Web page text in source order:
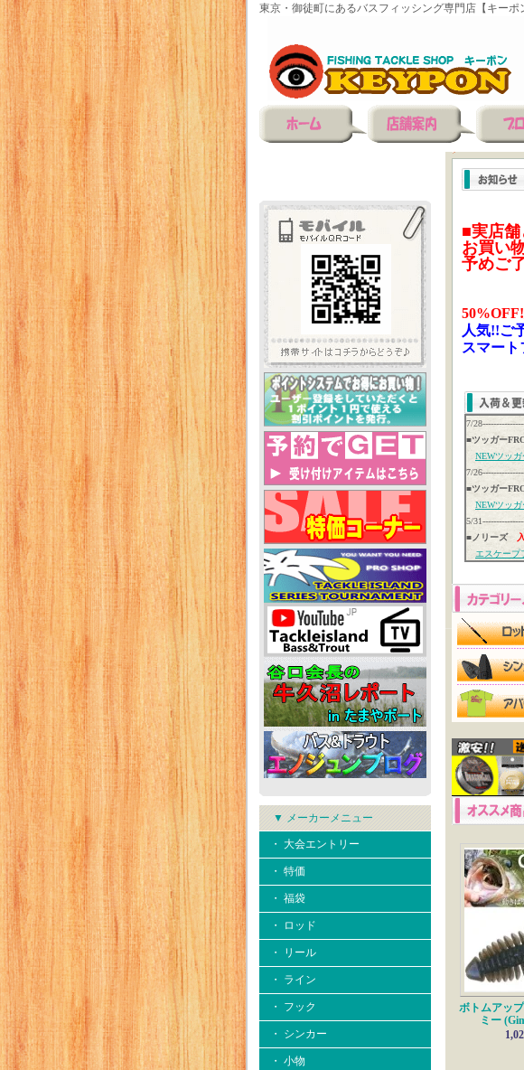
東京・御徒町にあるバスフィッシング専門店【キー
▼ メーカーメニュー
・ 大会エントリー
・ 特価
・ 福袋
・ ロッド
・ リール
・ ライン
・ フック
・ シンカー
・ 小物
■実店
お買い
予めご
人気!!ご
スマート
7/
■ツッガー
NEWツッ
7/
■ツッガー
NEWツッ
5/
■ノリーズ
エスケープ
5/
■ABU純正
ABUワー
ABUワーク
5/
■AJクラフ
トリガーカ
3/
■雑誌最新
3/
■TEX（テ
COOBY Jr
COOBY Jr
3/
ティムコ
3/
■ エバーグ
ジャックハ
2/
■フレッドア
ジッターバ
■ヘドン 新
ダイイング
2/
■雑誌最新
バサー【4
1/
ボトムアッ
ミー